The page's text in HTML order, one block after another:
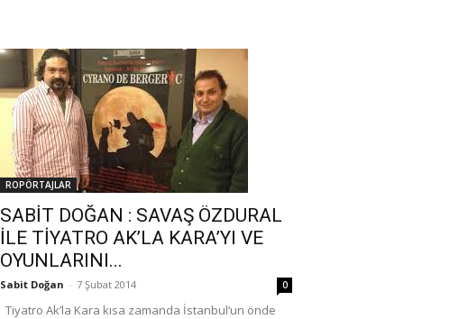
ROPÖRTAJLAR
SABİT DOĞAN : SAVAŞ ÖZDURAL
İLE TİYATRO AK’LA KARA’YI VE
OYUNLARINI...
Sabit Doğan - 7 Şubat 2014 0
Tiyatro Ak’la Kara kısa zamanda İstanbul’un önde